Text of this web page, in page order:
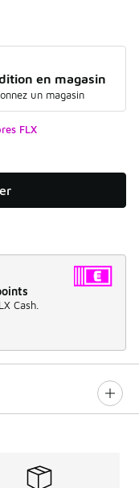
en magasin
un magasin
FLX
Cash.